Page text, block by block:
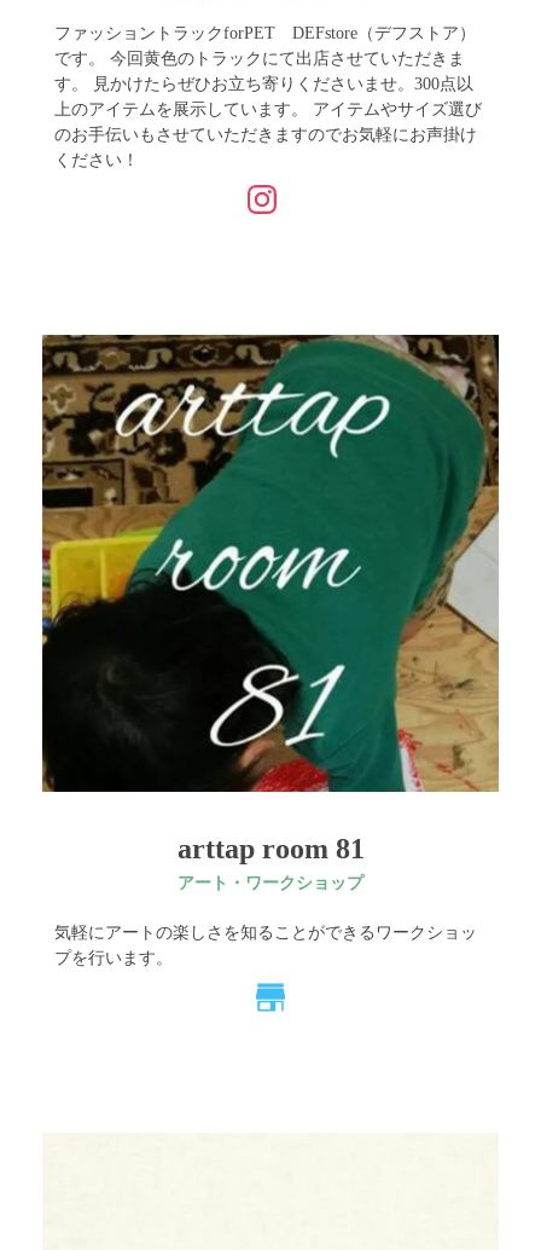
ファッショントラックforPET DEFstore（デフストア）
です。 今回黄色のトラックにて出店させていただきま
す。 見かけたらぜひお立ち寄りくださいませ。300点以
上のアイテムを展示しています。 アイテムやサイズ選び
のお手伝いもさせていただきますのでお気軽にお声掛け
ください！
arttap room 81
アート・ワークショップ
気軽にアートの楽しさを知ることができるワークショッ
プを行います。